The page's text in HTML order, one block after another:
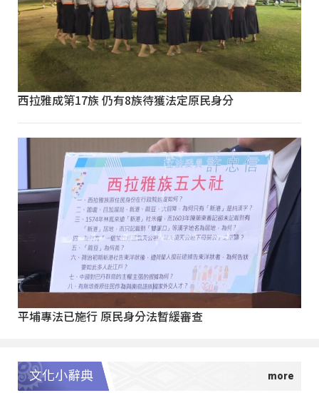
西拉雅成第17族 仍有8族待獲法定原民身分
平埔專法已施行 原民身分法暫緩審查
文化小辭典